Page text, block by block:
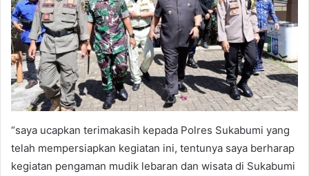
“saya ucapkan terimakasih kepada Polres Sukabumi yang
telah mempersiapkan kegiatan ini, tentunya saya berharap
kegiatan pengaman mudik lebaran dan wisata di Sukabumi